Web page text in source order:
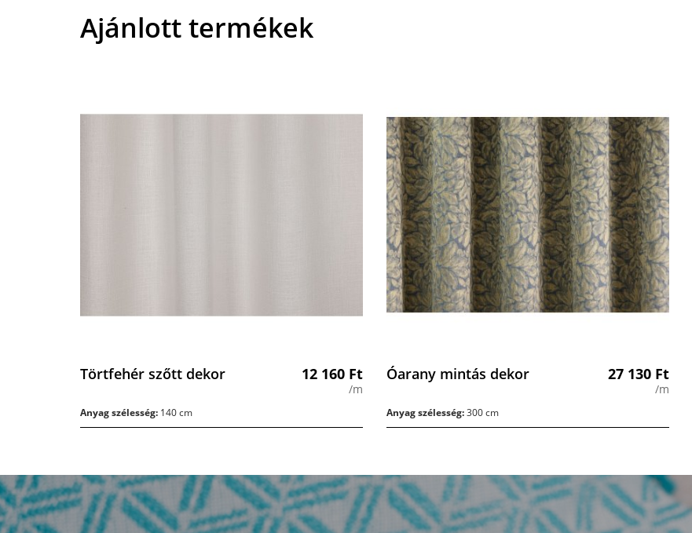
Ajánlott termékek
Törtfehér szőtt dekor 12 160 Ft
/m
Anyag szélesség: 140 cm
Óarany mintás dekor 27 130 Ft
/m
Anyag szélesség:300 cm